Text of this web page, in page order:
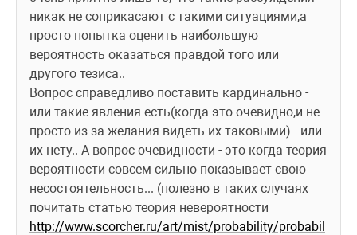
никак не соприкасают с такими ситуациями,а
просто попытка оценить наибольшую
вероятность оказаться правдой того или
другого тезиса..
Вопрос справедливо поставить кардинально -
или такие явления есть(когда это очевидно,и не
просто из за желания видеть их таковыми) - или
их нету.. А вопрос очевидности - это когда теория
вероятности совсем сильно показывает свою
несостоятельность... (полезно в таких случаях
http://www.scorcher.ru/art/mist/probability/probabil